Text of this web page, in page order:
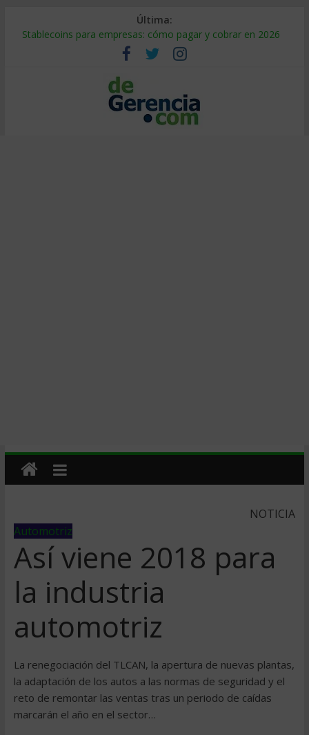
Última:
Stablecoins para empresas: cómo pagar y cobrar en 2026
Despido silencioso: qué es y por qué sale tan caro
IA en selección de personal: cómo auditarla a tiempo
Trabajo forzoso en la cadena de suministro: qué hacer
Mercado hispano de EE. UU.: cómo segmentarlo y venderle
NOTICIA
Automotriz
Así viene 2018 para
la industria
automotriz
La renegociación del TLCAN, la apertura de nuevas plantas,
la adaptación de los autos a las normas de seguridad y el
reto de remontar las ventas tras un periodo de caídas
marcarán el año en el sector…